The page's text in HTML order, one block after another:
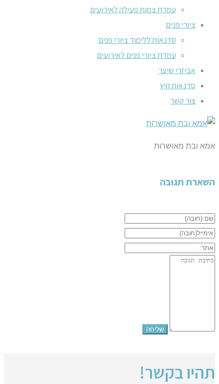
עמדת צמות פעילה לאירועים
ציורי פנים
סדנאות ללימוד ציורי פנים
עמדת ציורי פנים לאירועים
אביזרי שיער
סדנאות קיץ
צור קשר
אמא ובת מאושרות
השארת תגובה
תהיו בקשר!